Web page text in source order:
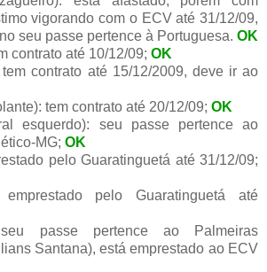
vigorando com o ECV até 31/12/09,
seu passe pertence à Portuguesa. OK
contrato até 10/12/09; OK
tem contrato até 15/12/2009, deve ir ao
tem contrato até 20/12/09; OK
esquerdo): seu passe pertence ao
MG; OK
pelo Guaratinguetá até 31/12/09;
pelo Guaratinguetá até
passe pertence ao Palmeiras
Santana), está emprestado ao ECV